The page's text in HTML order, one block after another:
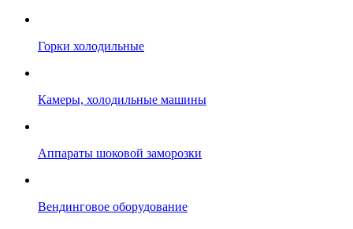
Горки холодильные
Камеры, холодильные машины
Аппараты шоковой заморозки
Вендинговое оборудование